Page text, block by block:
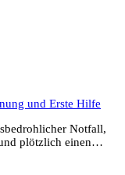
und Erste Hilfe
Notfall,
plötzlich einen…